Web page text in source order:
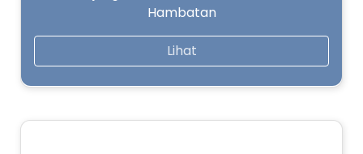
Hambatan
Lihat